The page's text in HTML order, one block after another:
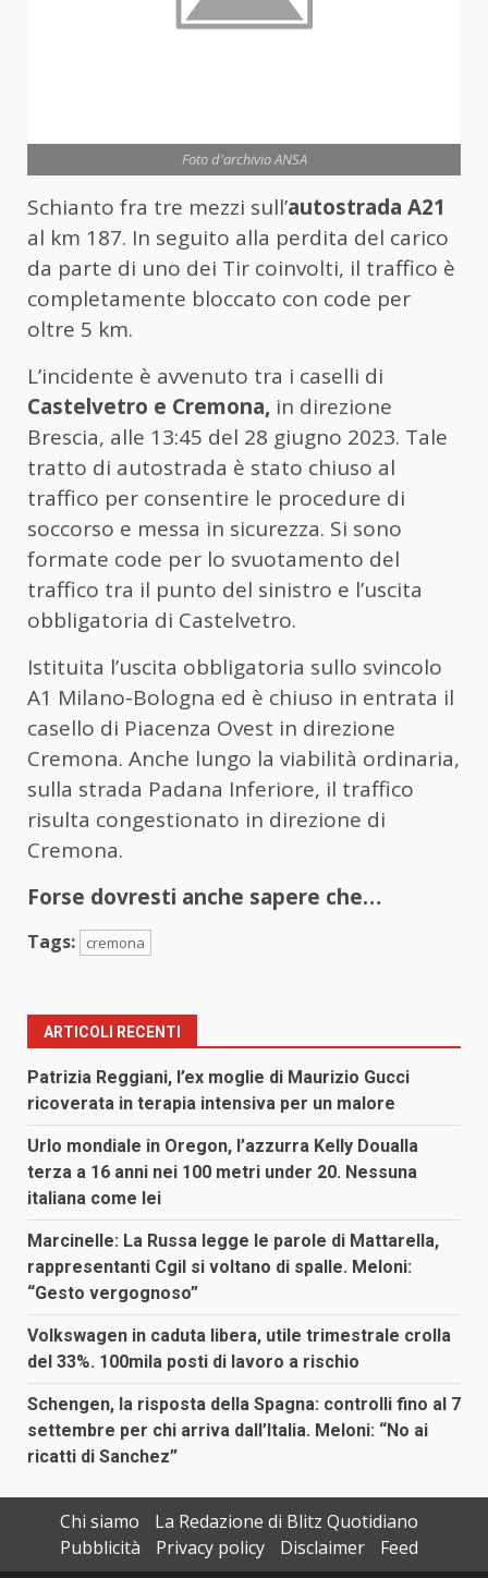
Foto d'archivio ANSA
Schianto fra tre mezzi sull’autostrada A21
al km 187. In seguito alla perdita del carico
da parte di uno dei Tir coinvolti, il traffico è
completamente bloccato con code per
oltre 5 km.
L’incidente è avvenuto tra i caselli di
Castelvetro e Cremona, in direzione
Brescia, alle 13:45 del 28 giugno 2023. Tale
tratto di autostrada è stato chiuso al
traffico per consentire le procedure di
soccorso e messa in sicurezza. Si sono
formate code per lo svuotamento del
traffico tra il punto del sinistro e l’uscita
obbligatoria di Castelvetro.
Istituita l’uscita obbligatoria sullo svincolo
A1 Milano-Bologna ed è chiuso in entrata il
casello di Piacenza Ovest in direzione
Cremona. Anche lungo la viabilità ordinaria,
sulla strada Padana Inferiore, il traffico
risulta congestionato in direzione di
Cremona.
Forse dovresti anche sapere che…
Tags: cremona
ARTICOLI RECENTI
Patrizia Reggiani, l’ex moglie di Maurizio Gucci
ricoverata in terapia intensiva per un malore
Urlo mondiale in Oregon, l’azzurra Kelly Doualla
terza a 16 anni nei 100 metri under 20. Nessuna
italiana come lei
Marcinelle: La Russa legge le parole di Mattarella,
rappresentanti Cgil si voltano di spalle. Meloni:
“Gesto vergognoso”
Volkswagen in caduta libera, utile trimestrale crolla
del 33%. 100mila posti di lavoro a rischio
Schengen, la risposta della Spagna: controlli fino al 7
settembre per chi arriva dall’Italia. Meloni: “No ai
ricatti di Sanchez”
Chi siamo
La Redazione di Blitz Quotidiano
Pubblicità
Privacy policy Disclaimer Feed